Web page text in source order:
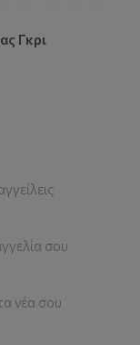
Γκρι
σου
νέα σου